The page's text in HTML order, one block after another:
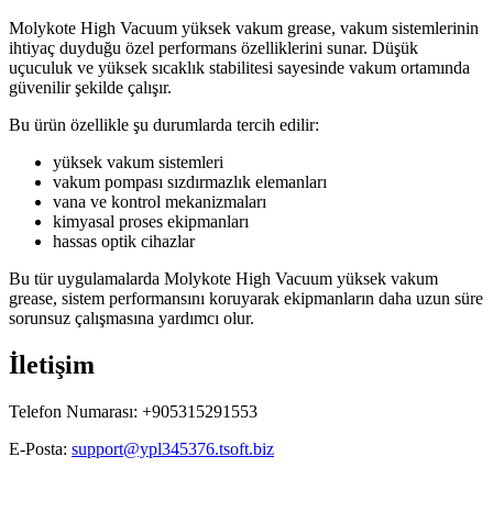
Molykote High Vacuum yüksek vakum grease, vakum sistemlerinin
ihtiyaç duyduğu özel performans özelliklerini sunar. Düşük
uçuculuk ve yüksek sıcaklık stabilitesi sayesinde vakum ortamında
güvenilir şekilde çalışır.
Bu ürün özellikle şu durumlarda tercih edilir:
yüksek vakum sistemleri
vakum pompası sızdırmazlık elemanları
vana ve kontrol mekanizmaları
kimyasal proses ekipmanları
hassas optik cihazlar
Bu tür uygulamalarda Molykote High Vacuum yüksek vakum
grease, sistem performansını koruyarak ekipmanların daha uzun süre
sorunsuz çalışmasına yardımcı olur.
İletişim
Telefon Numarası: +905315291553
E-Posta: support@ypl345376.tsoft.biz